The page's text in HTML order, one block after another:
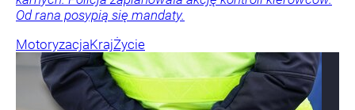
Od rana posypią się mandaty.
MotoryzacjaKrajŻycie